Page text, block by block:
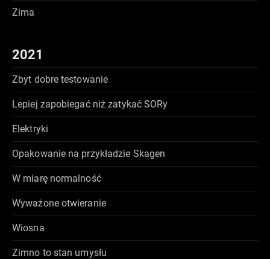
Zima
2021
Zbyt dobre testowanie
Lepiej zapobiegać niż zatykać SORy
Elektryki
Opakowanie na przykładzie Skagen
W miarę normalność
Wyważone otwieranie
Wiosna
Zimno to stan umysłu